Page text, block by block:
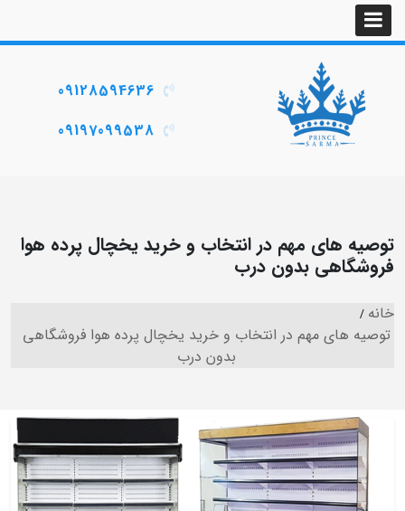
09128594636
09197099538
توصیه های مهم در انتخاب و خرید یخچال پرده هوا
فروشگاهی بدون درب
خانه
توصیه های مهم در انتخاب و خرید یخچال پرده هوا فروشگاهی
بدون درب